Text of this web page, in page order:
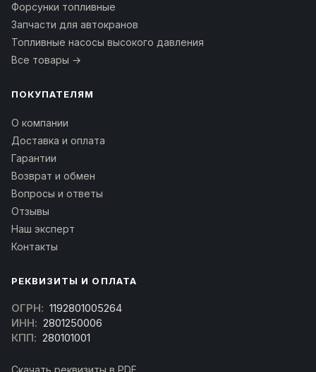
Форсунки топливные
Запчасти для автокранов
Топливные насосы высокого давления
Все товары →
ПОКУПАТЕЛЯМ
О компании
Доставка и оплата
Гарантии
Возврат и обмен
Вопросы и ответы
Отзывы
Наш эксперт
Контакты
РЕКВИЗИТЫ И ОПЛАТА
ОГРН: 1192801005264
ИНН: 2801250006
КПП: 280101001